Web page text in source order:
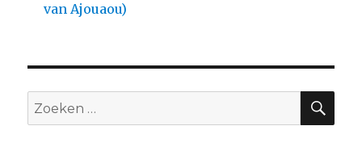
van Ajouaou)
Zoeken
naar: